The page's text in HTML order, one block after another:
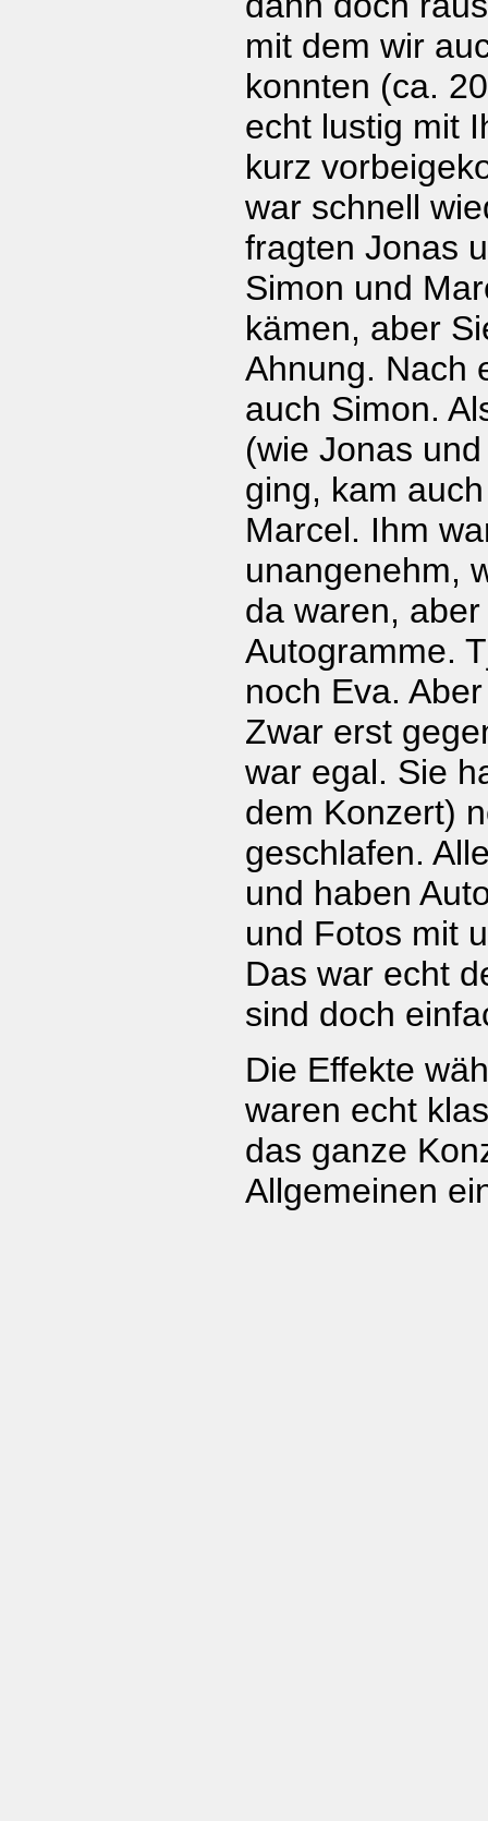
mit dem wir
konnten (ca.
echt lustig mit
kurz
war schnell
fragten Jonas
Simon und
kämen, aber
Ahnung. Nach
auch Simon.
(wie Jonas
ging, kam
Marcel. Ihm
unangenehm,
da waren,
Autogramme.
noch Eva.
Zwar erst
war egal. Sie
dem Konzert)
geschlafen.
und haben
und Fotos mit
Das war echt
sind doch
Die Effekte
waren echt
das ganze
Allgemeinen